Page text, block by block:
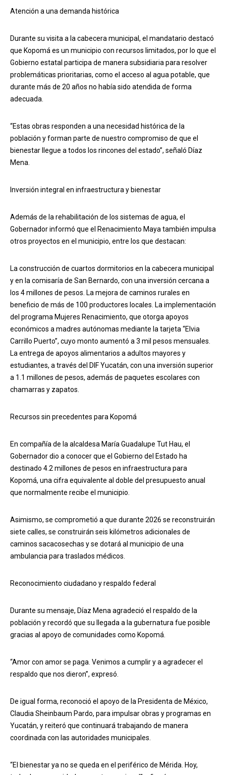
Atención a una demanda histórica
Durante su visita a la cabecera municipal, el mandatario destacó
que Kopomá es un municipio con recursos limitados, por lo que el
Gobierno estatal participa de manera subsidiaria para resolver
problemáticas prioritarias, como el acceso al agua potable, que
durante más de 20 años no había sido atendida de forma
adecuada.
“Estas obras responden a una necesidad histórica de la
población y forman parte de nuestro compromiso de que el
bienestar llegue a todos los rincones del estado”, señaló Díaz
Mena.
Inversión integral en infraestructura y bienestar
Además de la rehabilitación de los sistemas de agua, el
Gobernador informó que el Renacimiento Maya también impulsa
otros proyectos en el municipio, entre los que destacan:
La construcción de cuartos dormitorios en la cabecera municipal
y en la comisaría de San Bernardo, con una inversión cercana a
los 4 millones de pesos. La mejora de caminos rurales en
beneficio de más de 100 productores locales. La implementación
del programa Mujeres Renacimiento, que otorga apoyos
económicos a madres autónomas mediante la tarjeta “Elvia
Carrillo Puerto”, cuyo monto aumentó a 3 mil pesos mensuales.
La entrega de apoyos alimentarios a adultos mayores y
estudiantes, a través del DIF Yucatán, con una inversión superior
a 1.1 millones de pesos, además de paquetes escolares con
chamarras y zapatos.
Recursos sin precedentes para Kopomá
En compañía de la alcaldesa María Guadalupe Tut Hau, el
Gobernador dio a conocer que el Gobierno del Estado ha
destinado 4.2 millones de pesos en infraestructura para
Kopomá, una cifra equivalente al doble del presupuesto anual
que normalmente recibe el municipio.
Asimismo, se comprometió a que durante 2026 se reconstruirán
siete calles, se construirán seis kilómetros adicionales de
caminos sacacosechas y se dotará al municipio de una
ambulancia para traslados médicos.
Reconocimiento ciudadano y respaldo federal
Durante su mensaje, Díaz Mena agradeció el respaldo de la
población y recordó que su llegada a la gubernatura fue posible
gracias al apoyo de comunidades como Kopomá.
“Amor con amor se paga. Venimos a cumplir y a agradecer el
respaldo que nos dieron”, expresó.
De igual forma, reconoció el apoyo de la Presidenta de México,
Claudia Sheinbaum Pardo, para impulsar obras y programas en
Yucatán, y reiteró que continuará trabajando de manera
coordinada con las autoridades municipales.
“El bienestar ya no se queda en el periférico de Mérida. Hoy,